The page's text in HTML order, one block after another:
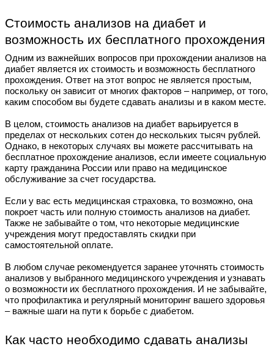
Стоимость анализов на диабет и
возможность их бесплатного прохождения
Одним из важнейших вопросов при прохождении анализов на
диабет является их стоимость и возможность бесплатного
прохождения. Ответ на этот вопрос не является простым,
поскольку он зависит от многих факторов – например, от того,
каким способом вы будете сдавать анализы и в каком месте.
В целом, стоимость анализов на диабет варьируется в
пределах от нескольких сотен до нескольких тысяч рублей.
Однако, в некоторых случаях вы можете рассчитывать на
бесплатное прохождение анализов, если имеете социальную
карту гражданина России или право на медицинское
обслуживание за счет государства.
Если у вас есть медицинская страховка, то возможно, она
покроет часть или полную стоимость анализов на диабет.
Также не забывайте о том, что некоторые медицинские
учреждения могут предоставлять скидки при
самостоятельной оплате.
В любом случае рекомендуется заранее уточнять стоимость
анализов у выбранного медицинского учреждения и узнавать
о возможности их бесплатного прохождения. И не забывайте,
что профилактика и регулярный мониторинг вашего здоровья
– важные шаги на пути к борьбе с диабетом.
Как часто необходимо сдавать анализы